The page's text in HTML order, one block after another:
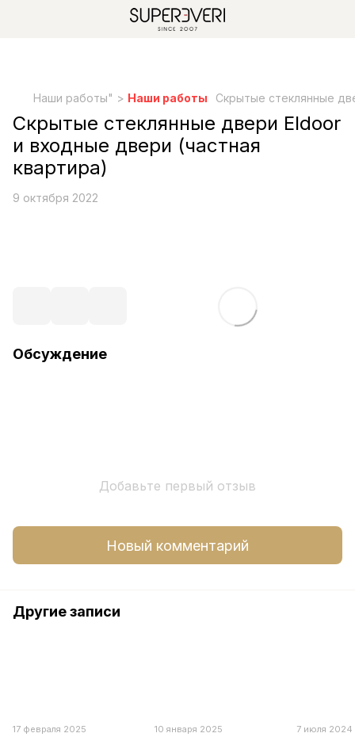
Наши работы" > Наши работы Скрытые стеклянные
Скрытые стеклянные двери Eldoor
и входные двери (частная
квартира)
9 октября 2022
Обсуждение
Добавьте первый отзыв
Новый комментарий
Другие записи
17 февраля 2025 10 января 2025 7 июля 2024